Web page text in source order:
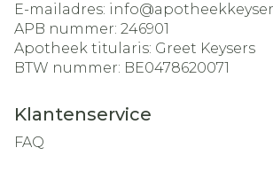
E-mailadres: info@
APB nummer: 246901
Apotheek titularis: Greet Keysers
BTW nummer: BE0478620071
Klantenservice
FAQ